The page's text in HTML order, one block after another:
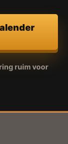
ruim voor